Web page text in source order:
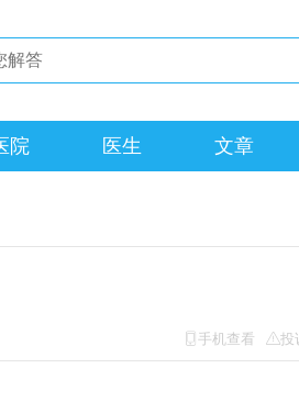
院 医生 文章
手机查看 投